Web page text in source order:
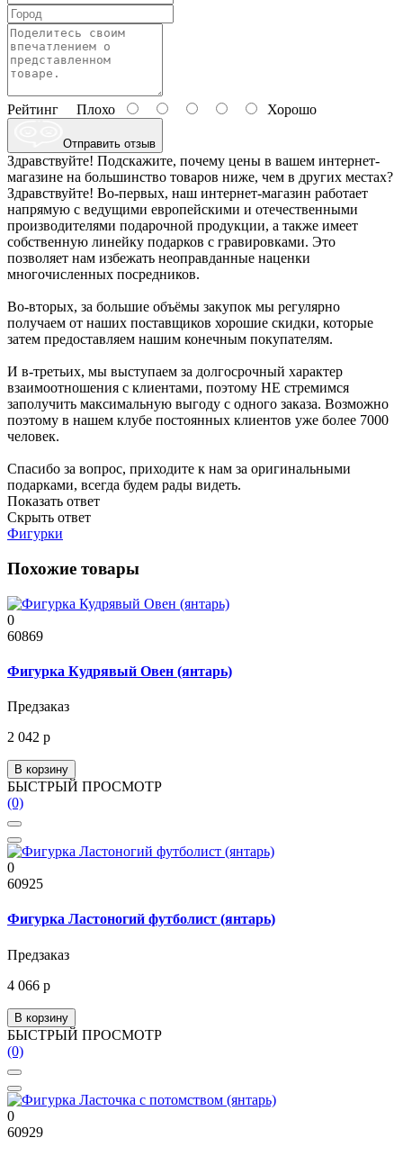
Рейтинг Плохо Хорошо
Отправить отзыв
Здравствуйте! Подскажите, почему цены в вашем интернет-
магазине на большинство товаров ниже, чем в других местах?
Здравствуйте! Во-первых, наш интернет-магазин работает
напрямую с ведущими европейскими и отечественными
производителями подарочной продукции, а также имеет
собственную линейку подарков с гравировками. Это
позволяет нам избежать неоправданные наценки
многочисленных посредников.
Во-вторых, за большие объёмы закупок мы регулярно
получаем от наших поставщиков хорошие скидки, которые
затем предоставляем нашим конечным покупателям.
И в-третьих, мы выступаем за долгосрочный характер
взаимоотношения с клиентами, поэтому НЕ стремимся
заполучить максимальную выгоду с одного заказа. Возможно
поэтому в нашем клубе постоянных клиентов уже более 7000
человек.
Спасибо за вопрос, приходите к нам за оригинальными
подарками, всегда будем рады видеть.
Показать ответ
Скрыть ответ
Фигурки
Похожие товары
0
60869
Фигурка Кудрявый Овен (янтарь)
Предзаказ
2 042 р
В корзину
БЫСТРЫЙ ПРОСМОТР
(0)
0
60925
Фигурка Ластоногий футболист (янтарь)
Предзаказ
4 066 р
В корзину
БЫСТРЫЙ ПРОСМОТР
(0)
0
60929